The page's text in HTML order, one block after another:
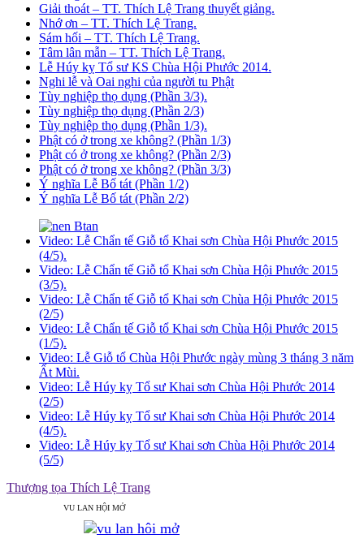
Giải thoát – TT. Thích Lệ Trang thuyết giảng.
Nhớ ơn – TT. Thích Lệ Trang.
Sám hối – TT. Thích Lệ Trang.
Tâm lân mẫn – TT. Thích Lệ Trang.
Lễ Húy kỵ Tổ sư KS Chùa Hội Phước 2014.
Nghi lễ và Oai nghi của người tu Phật
Tùy nghiệp thọ dụng (Phần 3/3).
Tùy nghiệp thọ dụng (Phần 2/3)
Tùy nghiệp thọ dụng (Phần 1/3).
Phật có ở trong xe không? (Phần 1/3)
Phật có ở trong xe không? (Phần 2/3)
Phật có ở trong xe không? (Phần 3/3)
Ý nghĩa Lễ Bố tát (Phần 1/2)
Ý nghĩa Lễ Bố tát (Phần 2/2)
Video: Lễ Chẩn tế Giỗ tổ Khai sơn Chùa Hội Phước 2015
(4/5).
Video: Lễ Chẩn tế Giỗ tổ Khai sơn Chùa Hội Phước 2015
(3/5).
Video: Lễ Chẩn tế Giỗ tổ Khai sơn Chùa Hội Phước 2015
(2/5)
Video: Lễ Chẩn tế Giỗ tổ Khai sơn Chùa Hội Phước 2015
(1/5).
Video: Lễ Giỗ tổ Chùa Hội Phước ngày mùng 3 tháng 3 năm
Ất Mùi.
Video: Lễ Húy kỵ Tổ sư Khai sơn Chùa Hội Phước 2014
(2/5)
Video: Lễ Húy kỵ Tổ sư Khai sơn Chùa Hội Phước 2014
(4/5).
Video: Lễ Húy kỵ Tổ sư Khai sơn Chùa Hội Phước 2014
(5/5)
Thượng tọa Thích Lệ Trang
VU LAN HỘI MỞ